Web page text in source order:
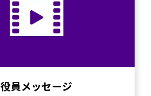
役員メッセージ